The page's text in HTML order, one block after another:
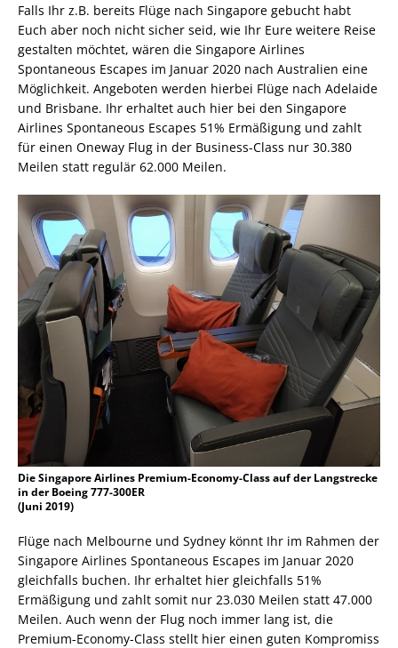
Falls Ihr z.B. bereits Flüge nach Singapore gebucht habt
Euch aber noch nicht sicher seid, wie Ihr Eure weitere Reise
gestalten möchtet, wären die Singapore Airlines
Spontaneous Escapes im Januar 2020 nach Australien eine
Möglichkeit. Angeboten werden hierbei Flüge nach Adelaide
und Brisbane. Ihr erhaltet auch hier bei den Singapore
Airlines Spontaneous Escapes 51% Ermäßigung und zahlt
für einen Oneway Flug in der Business-Class nur 30.380
Meilen statt regulär 62.000 Meilen.
Die Singapore Airlines Premium-Economy-Class auf der Langstrecke
in der Boeing 777-300ER
(Juni 2019)
Flüge nach Melbourne und Sydney könnt Ihr im Rahmen der
Singapore Airlines Spontaneous Escapes im Januar 2020
gleichfalls buchen. Ihr erhaltet hier gleichfalls 51%
Ermäßigung und zahlt somit nur 23.030 Meilen statt 47.000
Meilen. Auch wenn der Flug noch immer lang ist, die
Premium-Economy-Class stellt hier einen guten Kompromiss